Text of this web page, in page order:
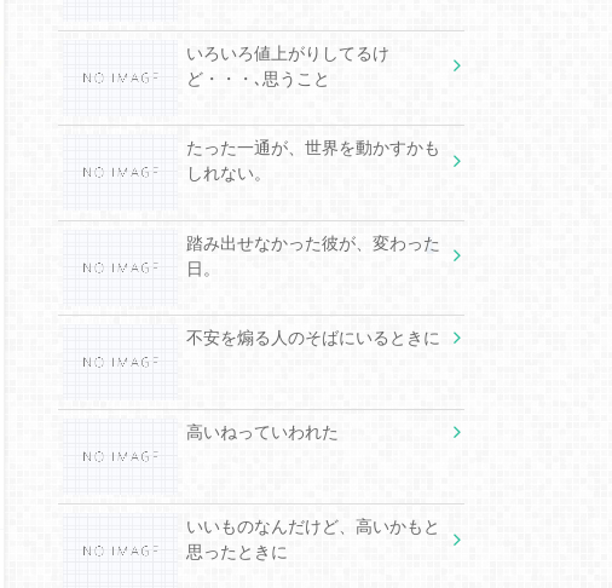
いろいろ値上がりしてるけ
ど・・・､思うこと
たった一通が、世界を動かすかも
しれない。
踏み出せなかった彼が、変わった
日。
不安を煽る人のそばにいるときに
高いねっていわれた
いいものなんだけど、高いかもと
思ったときに